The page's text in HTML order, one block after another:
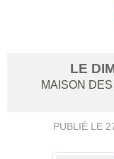
LE
MAISON
PUBLIÉ LE